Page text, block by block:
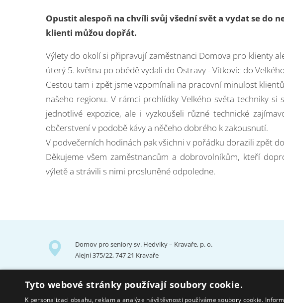
Opustit alespoň na chvíli svůj všední svět a vydat se do
klienti můžou dopřát.
Výlety do okolí si připravují zaměstnanci Domova pro klienty
úterý 5. května po obědě vydali do Ostravy - Vítkovic do
Cestou tam i zpět jsme vzpomínali na pracovní minulost
našeho regionu. V rámci prohlídky Velkého světa techniky si
jednotlivé expozice, ale i vyzkoušeli různé technické
občerstvení v podobě kávy a něčeho dobrého k zakousnutí.
V podvečerních hodinách pak všichni v pořádku dorazili zpět
Děkujeme všem zaměstnancům a dobrovolníkům, kteří
výletě a strávili s nimi prosluněné odpoledne.
Domov pro seniory sv. Hedviky – Kravaře, p. o.
Alejní 375/22, 747 21 Kravaře
Moravskoslezský
Tyto webové stránky používají soubory cookie.
K personalizaci obsahu, reklam a analýze návštěvnosti používáme soubory cookie.